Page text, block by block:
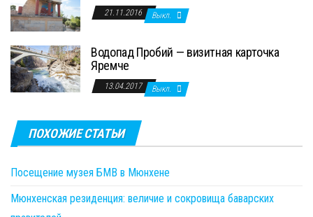
21.11.2016 Выкл.
Водопад Пробий — визитная карточка
Яремче
13.04.2017 Выкл.
ПОХОЖИЕ СТАТЬИ
Посещение музея БМВ в Мюнхене
Мюнхенская резиденция: величие и сокровища баварских